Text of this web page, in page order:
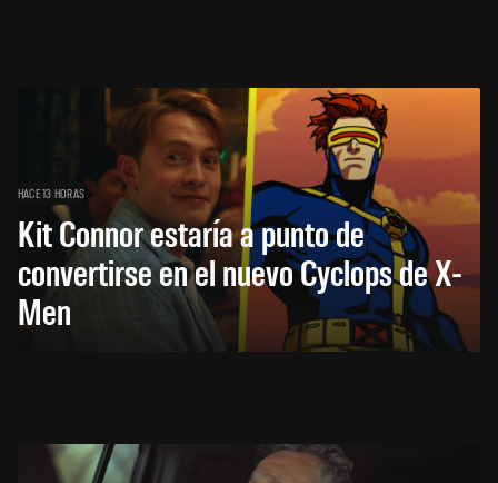
HACE 13 HORAS
Kit Connor estaría a punto de
convertirse en el nuevo Cyclops de X-
Men